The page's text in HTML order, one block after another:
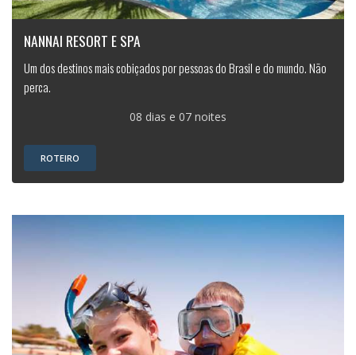
NANNAI RESORT E SPA
Um dos destinos mais cobiçados por pessoas do Brasil e do mundo. Não
perca.
08 dias e 07 noites
ROTEIRO